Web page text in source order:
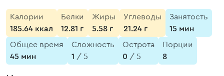
Калории
185.64 ккал
Белки
12.81 г
Жиры
5.58 г
Углеводы
21.24 г
Занятость
15 мин
Общее время
45 мин
Сложность
1 / 5
Острота
0 / 5
Порции
8